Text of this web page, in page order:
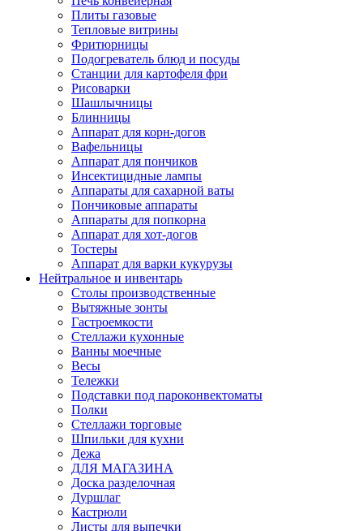
Плиты газовые
Тепловые витрины
Фритюрницы
Подогреватель блюд и посуды
Станции для картофеля фри
Рисоварки
Шашлычницы
Блинницы
Аппарат для корн-догов
Вафельницы
Аппарат для пончиков
Инсектицидные лампы
Аппараты для сахарной ваты
Пончиковые аппараты
Аппараты для попкорна
Аппарат для хот-догов
Тостеры
Аппарат для варки кукурузы
Нейтральное и инвентарь
Столы производственные
Вытяжные зонты
Гастроемкости
Стеллажи кухонные
Ванны моечные
Весы
Тележки
Подставки под пароконвектоматы
Полки
Стеллажи торговые
Шпильки для кухни
Дежа
ДЛЯ МАГАЗИНА
Доска разделочная
Дуршлаг
Кастрюли
Листы для выпечки